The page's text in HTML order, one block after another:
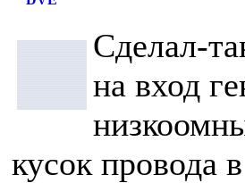
Сделал-
на вход
кусок провода